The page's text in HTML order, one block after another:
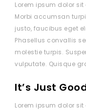
Lorem ipsum dolor
Morbi accumsan
justo, faucibus eget
Phasellus convallis
molestie turpis.
vulputate. Quisque
It’s Just
Lorem ipsum dolor